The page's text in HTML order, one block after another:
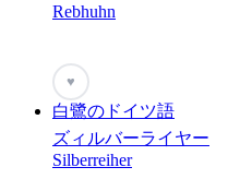
Rebhuhn
♥
白鷺のドイツ語
ズィルバーライヤー
Silberreiher